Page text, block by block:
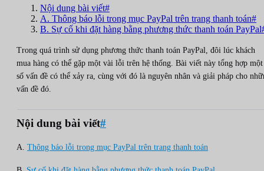
Nội dung bài viết#
A. Thông báo lỗi trong mục PayPal trên trang thanh toán#
B. Sự cố khi đặt hàng bằng phương thức thanh toán
Trong quá trình sử dụng phương thức thanh toán PayPal, đôi lúc khách
mua hàng có thể gặp một vài lỗi trên hệ thống. Bài viết này tổng hợp một
số vấn đề có thể xảy ra, cùng với đó là nguyên nhân và giải pháp cho
vấn đề đó.
Nội dung bài viết#
A. Thông báo lỗi trong mục PayPal trên trang thanh toán